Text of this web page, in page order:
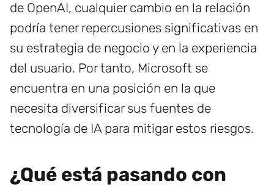
de OpenAI, cualquier cambio en la relación
podría tener repercusiones significativas en
su estrategia de negocio y en la experiencia
del usuario. Por tanto, Microsoft se
encuentra en una posición en la que
necesita diversificar sus fuentes de
tecnología de IA para mitigar estos riesgos.
¿Qué está pasando con